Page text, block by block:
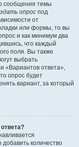
сообщения темы
опрос под
от
или формы, то вы
и как минимум два
что каждый
поля. Вы также
выбрать
«Вариантов ответа»,
опрос будет
вариант, за который
количество